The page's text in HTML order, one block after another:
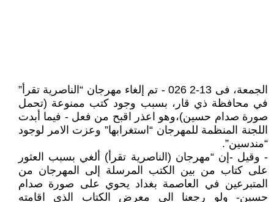
الجمعة، فى 13-2 026 - تم إلغاء مهرجان “الناصرية تقرأ”
في محافظة ذي قار، بسبب وجود كتب ممنوعة (تحمل
صورة صدام حسين)،وهو اعذر اقبح من فعل - فيما أبدت
اللجنة المنظمة للمهرجان “استغرابها” وعزت الامر لوجود
“مندسين”.
- وقيل -إن “مهرجان (الناصرية تقرأ) ألغي بسبب العثور
على كتاب من بين الكتب المرسلة إلى المهرجان من
المتبرعين في العاصمة بغداد يحوي على صورة صدام
حسين- ولو رجعنا الى معرض الكتاب الذى اقامته